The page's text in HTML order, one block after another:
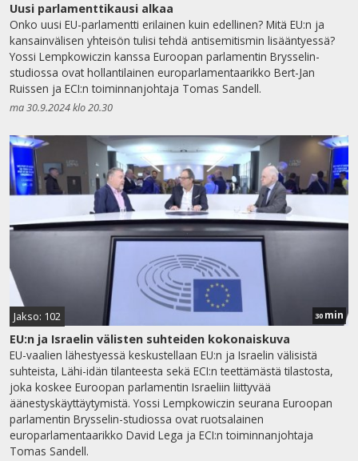
Uusi parlamenttikausi alkaa
Onko uusi EU-parlamentti erilainen kuin edellinen? Mitä EU:n ja
kansainvälisen yhteisön tulisi tehdä antisemitismin lisääntyessä?
Yossi Lempkowiczin kanssa Euroopan parlamentin Brysselin-
studiossa ovat hollantilainen europarlamentaarikko Bert-Jan
Ruissen ja ECI:n toiminnanjohtaja Tomas Sandell.
ma 30.9.2024 klo 20.30
Jakso: 102 30 min
EU:n ja Israelin välisten suhteiden kokonaiskuva
EU-vaalien lähestyessä keskustellaan EU:n ja Israelin välisistä
suhteista, Lähi-idän tilanteesta sekä ECI:n teettämästä tilastosta,
joka koskee Euroopan parlamentin Israeliin liittyvää
äänestyskäyttäytymistä. Yossi Lempkowiczin seurana Euroopan
parlamentin Brysselin-studiossa ovat ruotsalainen
europarlamentaarikko David Lega ja ECI:n toiminnanjohtaja
Tomas Sandell.